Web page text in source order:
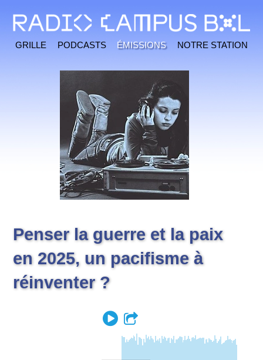
Grille Podcasts Émissions Notre station
Penser la guerre et la paix
en 2025, un pacifisme à
réinventer ?
Play